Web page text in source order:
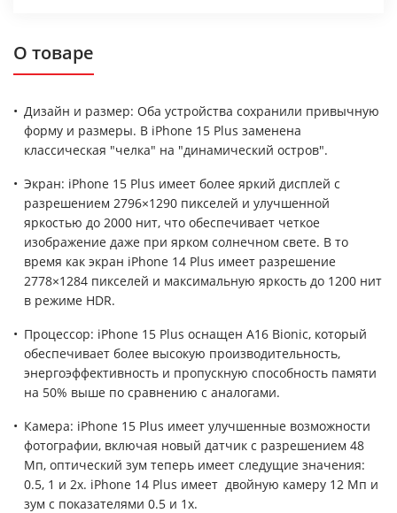
О товаре
Дизайн и размер: Оба устройства сохранили привычную
форму и размеры. В iPhone 15 Plus заменена
классическая "челка" на "динамический остров".
Экран: iPhone 15 Plus имеет более яркий дисплей с
разрешением 2796×1290 пикселей и улучшенной
яркостью до 2000 нит, что обеспечивает четкое
изображение даже при ярком солнечном свете. В то
время как экран iPhone 14 Plus имеет разрешение
2778×1284 пикселей и максимальную яркость до 1200 нит
в режиме HDR.
Процессор: iPhone 15 Plus оснащен A16 Bionic, который
обеспечивает более высокую производительность,
энергоэффективность и пропускную способность памяти
на 50% выше по сравнению с аналогами.
Камера: iPhone 15 Plus имеет улучшенные возможности
фотографии, включая новый датчик с разрешением 48
Мп, оптический зум теперь имеет следущие значения:
0.5, 1 и 2x. iPhone 14 Plus имеет двойную камеру 12 Мп и
зум с показателями 0.5 и 1x.